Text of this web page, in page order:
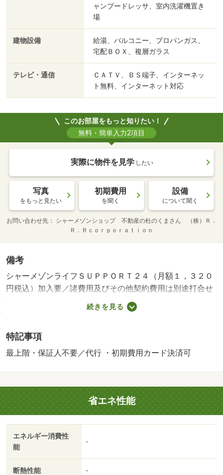
ャンプードレッサ、室内洗濯機置き
場
建物設備
給湯、バルコニー、プロパンガス、
宅配ＢＯＸ、複層ガラス
テレビ・通信
ＣＡＴＶ、ＢＳ端子、インターネッ
ト無料、インターネット対応
このお部屋をもっと知りたい！
無料・簡単入力2項目
実際に物件を見学 したい
写真
をもっと見たい
初期費用
を聞く
設備
について聞く
お問い合わせ先
シャーメゾンショップ 不動産の杜のくまさん （株）Ｒ．
Ｒ．Ｒｃｏｒｐｏｒａｔｉｏｎ
備考
シャーメゾンライフＳＵＰＰＯＲＴ２４（月額１，３２０
円税込）加入要／諸費用及びその他契約費用は別途打合せ
／※家具や車は配置イメージであり、賃貸物件には含まれ
ません（家具家電付等を除く）。・賃貸保証等：加入要
（税込）、月額保証料：賃料等の２％、保証会社：積水ハ
ウスシャーメゾンパートナーズ）・維持費等：シャーメゾ
支度に便利な独立洗面化粧台、雨の日のお洗濯も安心な浴
室暖房乾燥機付き！・駐輪場：なし・仲介手数料：１．１
ヶ月/退去クリーニング費用 81400円
続きを見る
特記事項
最上階・保証人不要／代行 ・初期費用カード決済可
省エネ性能
エネルギー消費性
能
-
断熱性能 -